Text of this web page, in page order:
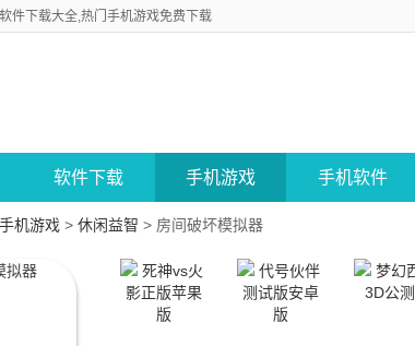
件下载大全,热门手机游戏免费下载
软件下载 手机游戏 手机软件
手机游戏 > 休闲益智 > 房间破坏模拟器